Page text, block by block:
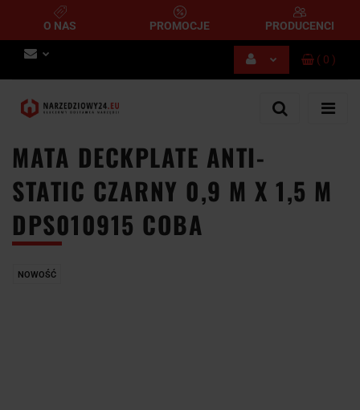
O NAS PROMOCJE PRODUCENCI
( 0 )
MATA DECKPLATE ANTI-
STATIC CZARNY 0,9 M X 1,5 M
DPS010915 COBA
NOWOŚĆ